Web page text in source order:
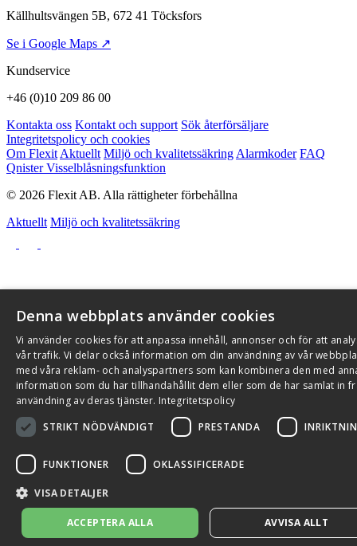
Källhultsvängen 5B, 672 41 Töcksfors
Se i Google Maps ↗
Kundservice
+46 (0)10 209 86 00
Kontakta oss Kontakt och support Sök återförsäljare
Integritetspolicy och cookies
Om Flexit Aktuellt Miljö och kvalitetssäkring Alarmkoder FAQ
Qnister Visselblåsningsfunktion
© 2026 Flexit AB. Alla rättigheter förbehållna
Aktuellt Miljö och kvalitetssäkring
Denna webbplats använder cookies
Vi använder cookies för att anpassa innehåll, annonser och för att
vår trafik. Vi delar också information om din användning av vår
med våra reklam- och analyspartners som kan kombinera den med
information som du har tillhandahållit dem eller som de har samlat in
användning av deras tjänster. Integritetspolicy
STRIKT NÖDVÄNDIGT
PRESTANDA
FUNKTIONER OKLASSIFICERADE
VISA DETALJER
ACCEPTERA ALLA AVVISA ALLT